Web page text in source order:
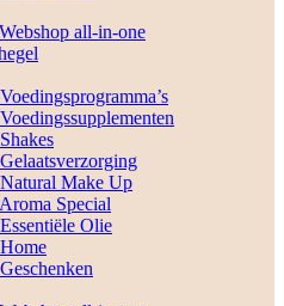
all-in-one
Make Up
Special
Olie